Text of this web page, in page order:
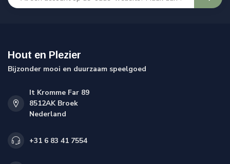
Hout en Plezier
Bijzonder mooi en duurzaam speelgoed
It Kromme Far 89
8512AK Broek
Nederland
+31 6 83 41 7554